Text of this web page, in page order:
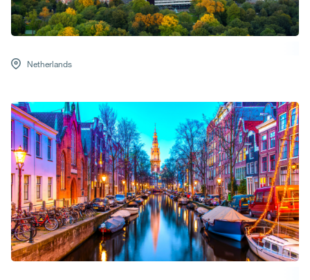
Netherlands